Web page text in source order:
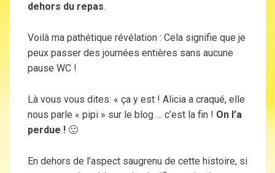
dehors du repas.
Voilà ma pathétique révélation : Cela signifie que je
peux passer des journées entières sans aucune
pause WC !
Là vous vous dites: « ça y est ! Alicia a craqué, elle
nous parle « pipi » sur le blog … c’est la fin ! On l’a
perdue ! 🙂
En dehors de l’aspect saugrenu de cette histoire, si